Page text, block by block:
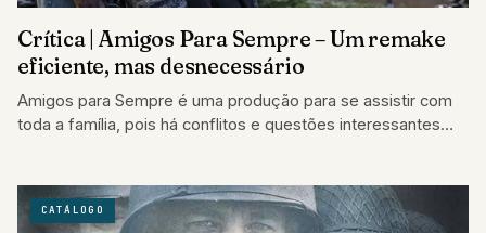
Crítica | Amigos Para Sempre – Um remake
eficiente, mas desnecessário
Amigos para Sempre é uma produção para se assistir com
toda a família, pois há conflitos e questões interessantes
CATÁLOGO